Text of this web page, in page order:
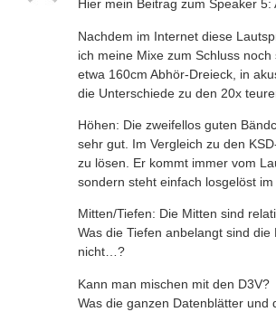
Hier mein Beitrag zum Speaker 5:
Nachdem im Internet diese
ich meine Mixe zum Schluss
etwa 160cm Abhör-Dreieck, in
die Unterschiede zu den 20x
Höhen: Die zweifellos guten
sehr gut. Im Vergleich zu den
zu lösen. Er kommt immer vom
sondern steht einfach losgelöst im
Mitten/Tiefen: Die Mitten sind
Was die Tiefen anbelangt sind
nicht…?
Kann man mischen mit den D3V?
Was die ganzen Datenblätter und